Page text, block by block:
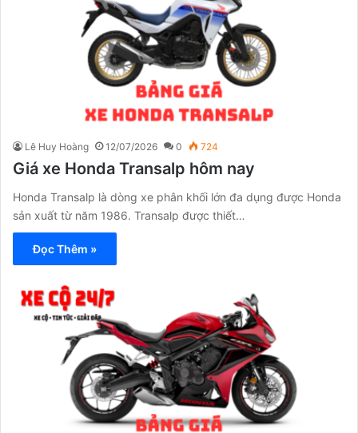
Lê Huy Hoàng 12/07/2026 0 724
Giá xe Honda Transalp hôm nay
Honda Transalp là dòng xe phân khối lớn đa dụng được Honda
sản xuất từ năm 1986. Transalp được thiết…
Đọc Thêm »